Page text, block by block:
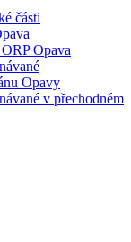
části
Opava
Opavy
v přechodném